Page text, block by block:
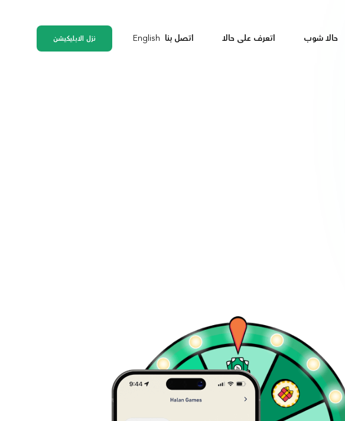
حالا شوب اتعرف على حالا​ اتصل بنا English نزل الابليكيشن